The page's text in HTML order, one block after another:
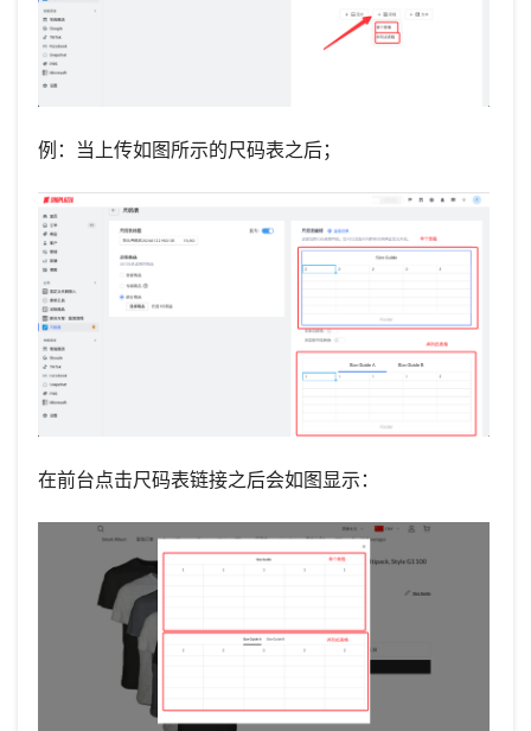
例：当上传如图所示的尺码表之后；
在前台点击尺码表链接之后会如图显示：